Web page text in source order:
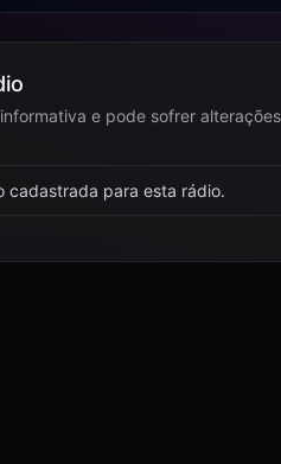
e pode sofrer
cadastrada para esta rádio.